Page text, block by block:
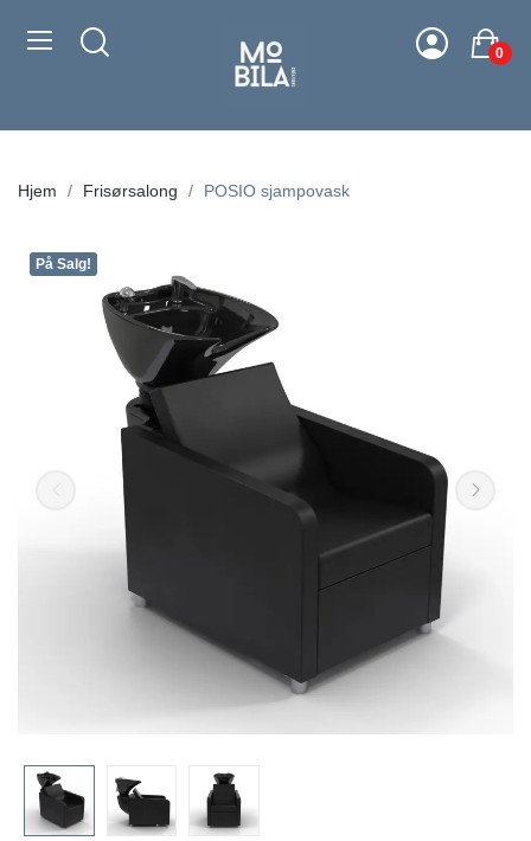
0
Hjem Frisørsalong POSIO sjampovask
På Salg!